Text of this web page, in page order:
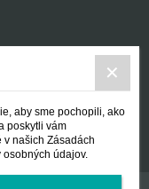
aby sme pochopili, ako
poskytli vám
našich Zásadách
údajov.